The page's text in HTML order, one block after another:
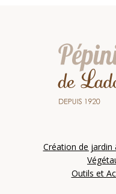
Création de jardin
Outils et